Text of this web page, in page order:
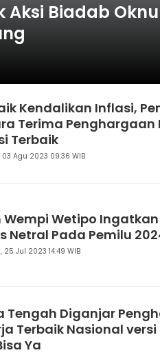
Aksi Biadab
Kendalikan Inflasi,
Terima Penghargaan
Terbaik
03 Agu 2023 09:36 WIB
Wempi Wetipo Ingatkan
Netral Pada Pemilu
25 Jul 2023 14:49 WIB
Tengah Diganjar
Terbaik Nasional versi
Ya